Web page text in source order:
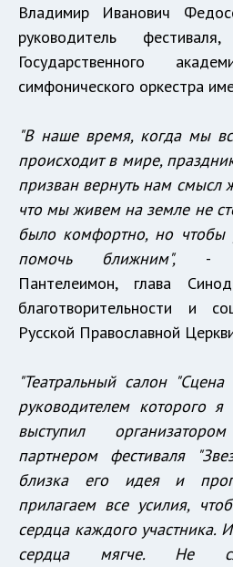
Владимир Иванович
руководитель
Государственного
симфонического оркестра
"В наше время, когда мы
происходит в мире,
призван вернуть нам смысл
что мы живем на земле не
было комфортно, но чтобы
помочь ближним",-
Пантелеимон, глава
благотворительности и
Русской Православной
"Театральный салон
руководителем которого
выступил
партнером фестиваля
близка его идея и
прилагаем все усилия,
сердца каждого участника.
сердца мягче. Не